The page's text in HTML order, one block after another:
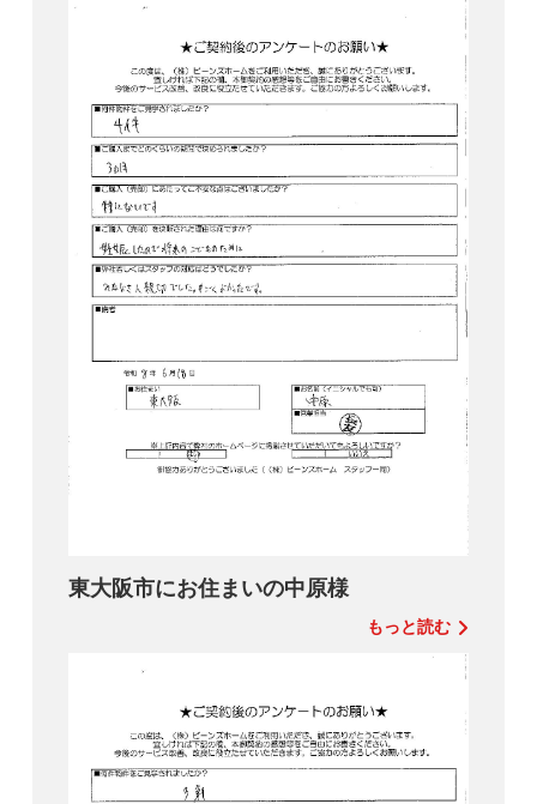
東大阪市にお住まいの中原様
もっと読む